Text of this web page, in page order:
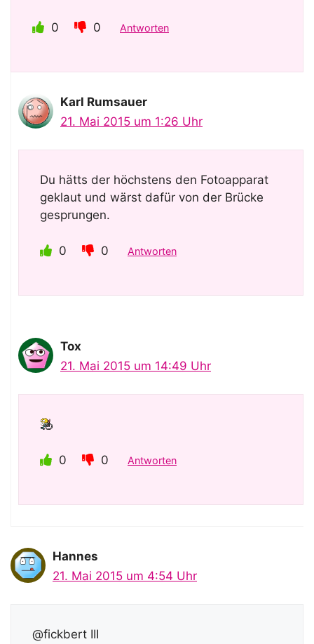
0 0 Antworten
Karl Rumsauer
21. Mai 2015 um 1:26 Uhr
Du hätts der höchstens den Fotoapparat
geklaut und wärst dafür von der Brücke
gesprungen.
0 0 Antworten
Tox
21. Mai 2015 um 14:49 Uhr
0 0 Antworten
Hannes
21. Mai 2015 um 4:54 Uhr
@fickbert III